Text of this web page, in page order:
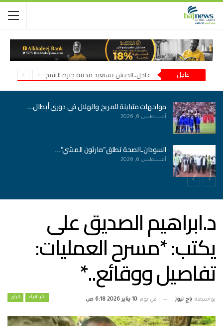
عاجل عاجل..الجيش يستعيد مدينة جبرة الشيخ في شمال كردفان
مواجهات متباينة للمريخ والهلال في دوري أبطال…
أغسطس 6, 2026
السودان..الصحة تطلق”مارثون المشي”…
أغسطس 6, 2026
د.ابراهيم الصديق على
يكتب: *مسرح العمليات:
تفاصيل ووقائع..*
اخر الارأء الرأي بواسطة باج نيوز في يوم 10 يناير 2026 6:18 ص